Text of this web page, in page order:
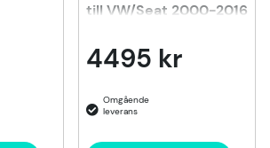
till VW/Seat 2000-2016
4495 kr